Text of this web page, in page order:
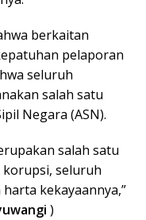
berkaitan
pelaporan
seluruh
salah satu
Negara (ASN).
salah satu
korupsi, seluruh
kekayaannya,”
)